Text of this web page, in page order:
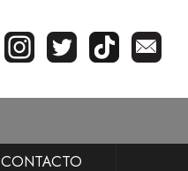
CONTACTO